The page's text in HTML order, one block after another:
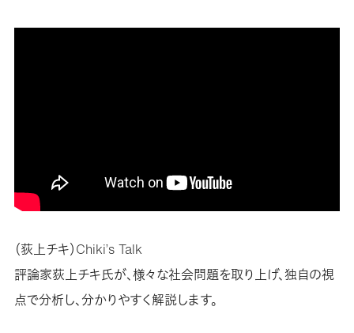
（荻上チキ）Chiki’s Talk
評論家荻上チキ氏が、様々な社会問題を取り上げ、独自の視
点で分析し、分かりやすく解説します。